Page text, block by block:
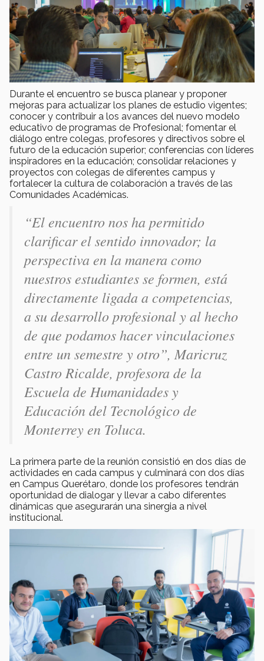
Durante el encuentro se busca planear y proponer
mejoras para actualizar los planes de estudio vigentes;
conocer y contribuir a los avances del nuevo modelo
educativo de programas de Profesional; fomentar el
diálogo entre colegas, profesores y directivos sobre el
futuro de la educación superior; conferencias con líderes
inspiradores en la educación; consolidar relaciones y
proyectos con colegas de diferentes campus y
fortalecer la cultura de colaboración a través de las
Comunidades Académicas.
“El encuentro nos ha permitido
clarificar el sentido innovador; la
perspectiva en la manera como
nuestros estudiantes se formen, está
directamente ligada a competencias,
a su desarrollo profesional y al hecho
de que podamos hacer vinculaciones
entre un semestre y otro”, Maricruz
Castro Ricalde, profesora de la
Escuela de Humanidades y
Educación del Tecnológico de
Monterrey en Toluca.
La primera parte de la reunión consistió en dos días de
actividades en cada campus y culminará con dos días
en Campus Querétaro, donde los profesores tendrán
oportunidad de dialogar y llevar a cabo diferentes
dinámicas que asegurarán una sinergia a nivel
institucional.